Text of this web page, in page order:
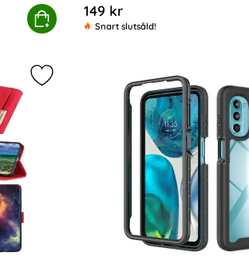
Köp
Fodral Flip Retro Läder Rosa
149 kr
Snart slutsåld!
Motorola Moto
Fodral Retro Läder Brun som favorit
Markera kHAZNEH Motorola Moto